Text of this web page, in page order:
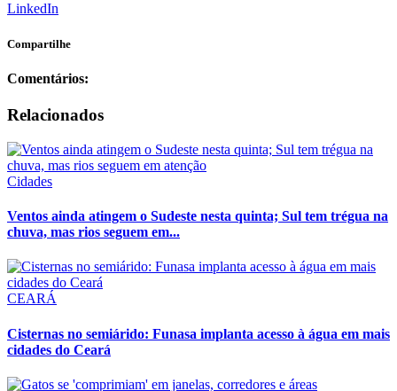
LinkedIn
Compartilhe
Comentários:
Relacionados
Cidades
Ventos ainda atingem o Sudeste nesta quinta; Sul tem trégua na
chuva, mas rios seguem em...
CEARÁ
Cisternas no semiárido: Funasa implanta acesso à água em mais
cidades do Ceará